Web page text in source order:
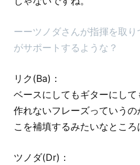
ーーツノダさんが指揮を取
がサポートするような？
リク(Ba)：
ベースにしてもギターにし
作れないフレーズっていう
こを補填するみたいなところ
ツノダ(Dr)：